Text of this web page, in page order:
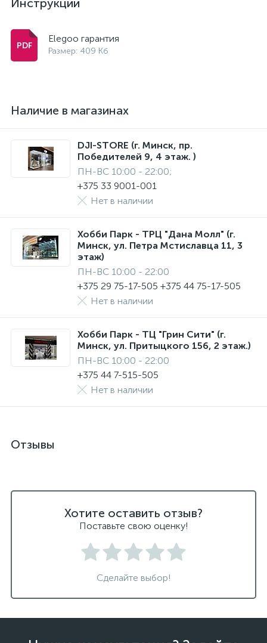
Инструкции
Elegoo гарантия
Размер: 409 Кб
Наличие в магазинах
DJI-STORE (г. Минск, пр.
Победителей 9, 4 этаж. )
ПН-ВС 10:00 - 22:00;
+375 33 9001-001
Нет в наличии
Хобби Парк - ТРЦ "Дана Молл" (г.
Минск, ул. Петра Мстиславца 11, 3
этаж)
ПН-ВС 10:00 - 22:00
+375 29 75-17-505 +375 44 75-17-505
Нет в наличии
Хобби Парк - ТЦ "Грин Сити" (г.
Минск, ул. Притыцкого 156, 2 этаж.)
ПН-ВС 10:00 - 22:00
+375 44 7-515-505
Нет в наличии
Отзывы
Хотите оставить отзыв?
Поставьте свою оценку!
Сделайте выбор!